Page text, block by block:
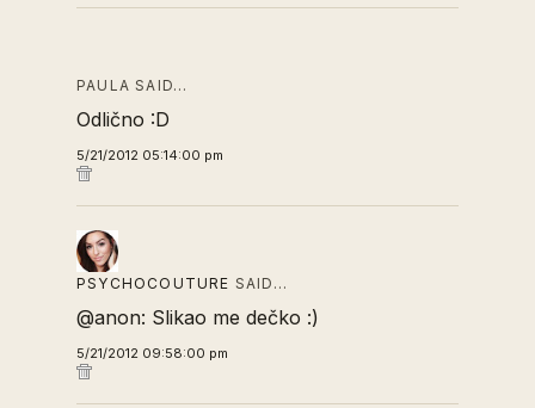
PAULA SAID…
Odlično :D
5/21/2012 05:14:00 pm
PSYCHOCOUTURE SAID…
@anon: Slikao me dečko :)
5/21/2012 09:58:00 pm